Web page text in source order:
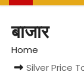
बाजार
Home
Silver Price